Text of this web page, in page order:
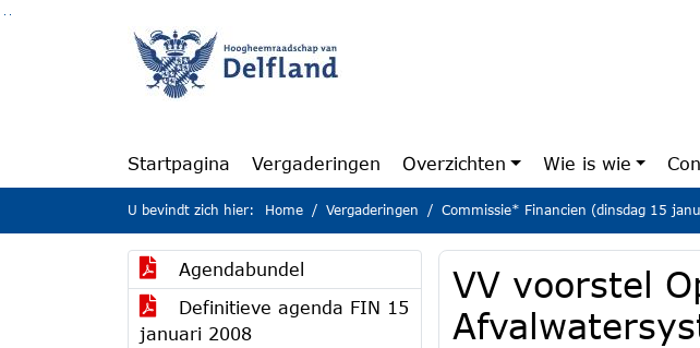
Ga naar de inhoud van deze pagina
Ga naar het zoeken
Ga naar het menu
Startpagina Vergaderingen Overzichten Wie is wie
U bevindt zich hier: Home Vergaderingen Commissie* Financien (dinsdag 15
Agendabundel
Definitieve agenda FIN 15
januari 2008
VV voorstel